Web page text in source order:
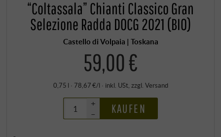
“Coltassala” Chianti Classico Gran
Selezione Radda DOCG 2021 (BIO)
Castello di Volpaia | Toskana
59,00 €
0,75 l · 78,67 €/l · inkl. USt, zzgl. Versand
+
–
KAUFEN